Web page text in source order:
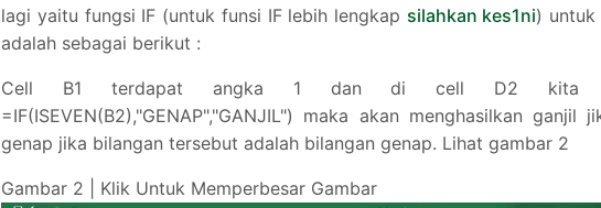
lagi yaitu fungsi IF (untuk funsi IF lebih lengkap silahkan kes1ni) untuk
adalah sebagai berikut :
Cell B1 terdapat angka 1 dan di cell D2 kita
=IF(ISEVEN(B2),"GENAP","GANJIL") maka akan menghasilkan ganjil
genap jika bilangan tersebut adalah bilangan genap. Lihat gambar 2
Gambar 2 | Klik Untuk Memperbesar Gambar